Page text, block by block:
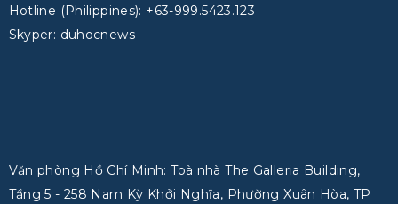
Hotline (Philippines): +63-999.5423.123
Skyper: duhocnews
Văn phòng Hồ Chí Minh: Toà nhà The Galleria Building,
Tầng 5 - 258 Nam Kỳ Khởi Nghĩa, Phường Xuân Hòa, TP